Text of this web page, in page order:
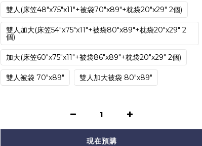
雙人(床笠48"x75"x11"+被袋70"x89"+枕袋20"x29" 2個)
雙人加大(床笠54"x75"x11"+被袋80"x89"+枕袋20"x29" 2
個)
加大(床笠60"x75"x11"+被袋86"x89"+枕袋20"x29" 2個)
雙人被袋 70"x89" 雙人加大被袋 80"x89"
現在預購